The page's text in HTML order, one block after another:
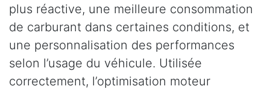
plus réactive, une meilleure consommation
de carburant dans certaines conditions, et
une personnalisation des performances
selon l’usage du véhicule. Utilisée
correctement, l’optimisation moteur